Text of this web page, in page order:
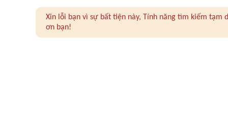
Xin lỗi bạn vì sự bất tiện này, Tính năng tìm kiếm
ơn bạn!